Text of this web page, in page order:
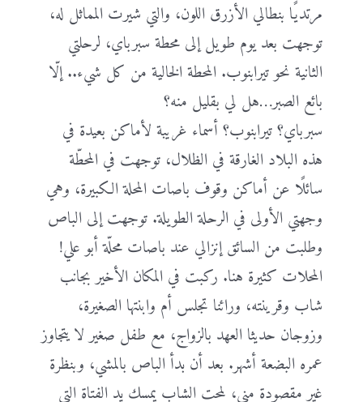
مرتديًا بنطالي الأزرق اللون، والتي شيرت المماثل له،
توجهت بعد يوم طويل إلى محطة سبرباي، لرحلتي
الثانية نحو تيرابنوب. المحطة الخالية من كل شيء.. إلّا
بائع الصبر…هل لي بقليل منه؟
سبرباي؟ تيرابنوب؟ أسماء غريبة لأماكن بعيدة في
هذه البلاد الغارقة في الظلال، توجهت في المحطّة
سائلًا عن أماكن وقوف باصات المحلة الكبيرة، وهي
وجهتي الأولى في الرحلة الطويلة. توجهت إلى الباص
وطلبت من السائق إنزالي عند باصات محلّة أبو علي!
المحلات كثيرة هنا. ركبت في المكان الأخير بجانب
شاب وقرينته، ورائنا تجلس أم وابنتها الصغيرة،
وزوجان حديثا العهد بالزواج، مع طفل صغير لا يتجاوز
عمره البضعة أشهر. بعد أن بدأ الباص بالمشي، وبنظرة
غير مقصودة مني، لمحت الشاب يمسك يد الفتاة التي